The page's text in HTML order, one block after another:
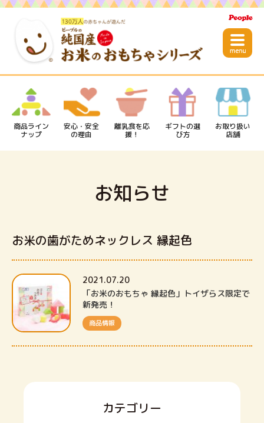
商品ライン
ナップ
安心・安全
の理由
離乳食を応
援！
ギフトの選
び方
お取り扱い
店舗
お知らせ
お米の歯がためネックレス 縁起色
2021.07.20
「お米のおもちゃ 縁起色」トイザらス限定で
新発売！
商品情報
カテゴリー